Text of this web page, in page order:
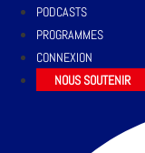
PODCASTS
PROGRAMMES
CONNEXION
NOUS SOUTENIR